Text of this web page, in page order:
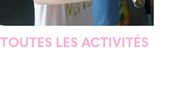
TOUTES LES ACTIVITÉS